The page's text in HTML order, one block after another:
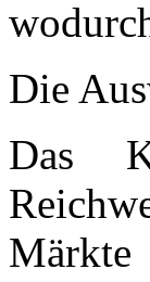
Die
Das
Märkte